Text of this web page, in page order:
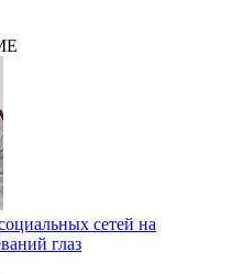
сетей на
глаз